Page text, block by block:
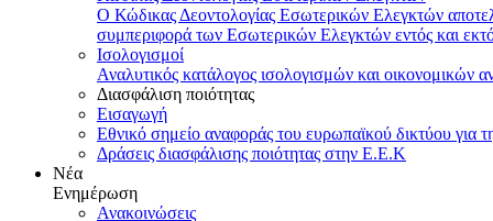
Ο Κώδικας Δεοντολογίας Εσωτερικών Ελεγκτών
συμπεριφορά των Εσωτερικών Ελεγκτών εντός και
Ισολογισμοί
Αναλυτικός κατάλογος ισολογισμών και οικονομικών
Διασφάλιση ποιότητας
Εισαγωγή
Εθνικό σημείο αναφοράς του ευρωπαϊκού δικτύου για
Δράσεις διασφάλισης ποιότητας στην Ε.Ε.Κ
Νέα
Ενημέρωση
Ανακοινώσεις